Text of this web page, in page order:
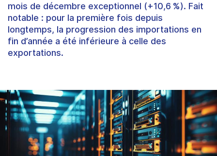
mois de décembre exceptionnel (+10,6 %). Fait
notable : pour la première fois depuis
longtemps, la progression des importations en
fin d’année a été inférieure à celle des
exportations.